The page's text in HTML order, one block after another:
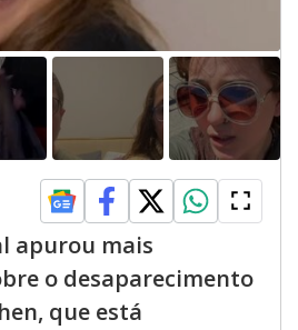
apurou mais
o desaparecimento
que está